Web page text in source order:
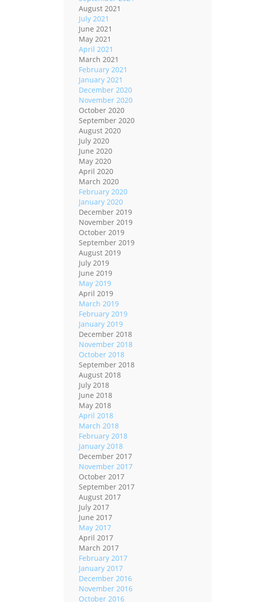
August 2021
July 2021
June 2021
May 2021
April 2021
March 2021
February 2021
January 2021
December 2020
November 2020
October 2020
September 2020
August 2020
July 2020
June 2020
May 2020
April 2020
March 2020
February 2020
January 2020
December 2019
November 2019
October 2019
September 2019
August 2019
July 2019
June 2019
May 2019
April 2019
March 2019
February 2019
January 2019
December 2018
November 2018
October 2018
September 2018
August 2018
July 2018
June 2018
May 2018
April 2018
March 2018
February 2018
January 2018
December 2017
November 2017
October 2017
September 2017
August 2017
July 2017
June 2017
May 2017
April 2017
March 2017
February 2017
January 2017
December 2016
November 2016
October 2016